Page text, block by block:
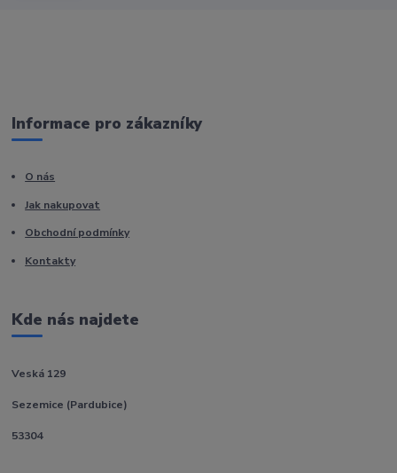
Informace pro zákazníky
O nás
Jak nakupovat
Obchodní podmínky
Kontakty
Kde nás najdete
Veská 129
Sezemice (Pardubice)
53304